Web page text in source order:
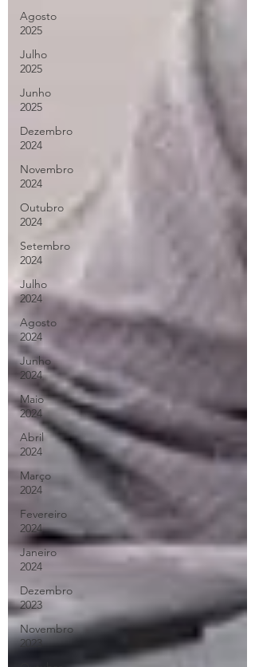
Agosto
2025
Julho
2025
Junho
2025
Dezembro
2024
Novembro
2024
Outubro
2024
Setembro
2024
Julho
2024
Agosto
2024
Junho
2024
Maio
2024
Abril
2024
Março
2024
Fevereiro
2024
Janeiro
2024
Dezembro
2023
Novembro
2023